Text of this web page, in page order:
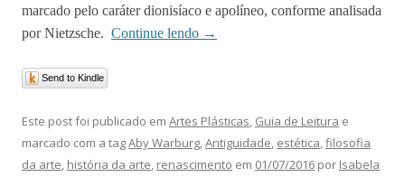
marcado pelo caráter dionisíaco e apolíneo, conforme analisada
por Nietzsche. Continue lendo →
Send to Kindle
Este post foi publicado em Artes Plásticas, Guia de Leitura e
marcado com a tagAby Warburg,Antiguidade, estética,filosofia
da arte, história da arte, renascimento em 01/07/2016 por Isabela